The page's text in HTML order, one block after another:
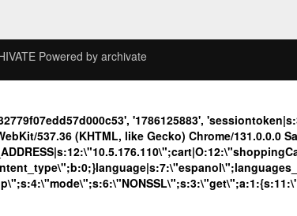
Powered by archivate
'1786125883',
537.36 (KHTML, like Gecko) Chrome/131.0.0.0